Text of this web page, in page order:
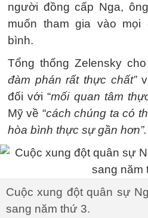
người đồng cấp Nga,
muốn tham gia vào mọi
bình.
Tổng thống Zelensky
đàm phán rất thực chất”
đối với “mối quan tâm
Mỹ về “cách chúng ta có
hòa bình thực sự gần hơn”.
Cuộc xung đột quân sự
sang năm thứ 3.